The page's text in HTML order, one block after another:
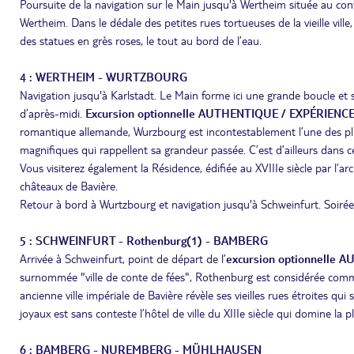
Poursuite de la navigation sur le Main jusqu'à Wertheim située au
Wertheim. Dans le dédale des petites rues tortueuses de la vieille
des statues en grès roses, le tout au bord de l’eau.
4 : WERTHEIM - WURTZBOURG
Navigation jusqu'à Karlstadt. Le Main forme ici une grande boucle
d’après-midi. Excursion optionnelle AUTHENTIQUE /
romantique allemande, Wurzbourg est incontestablement l’une des
magnifiques qui rappellent sa grandeur passée. C’est d’ailleurs
Vous visiterez également la Résidence, édifiée au XVIIIe siècle par
châteaux de Bavière.
Retour à bord à Wurtzbourg et navigation jusqu'à Schweinfurt.
5 : SCHWEINFURT - Rothenburg(1) - BAMBERG
Arrivée à Schweinfurt, point de départ de l’excursion optionnelle
surnommée "ville de conte de fées", Rothenburg est considérée
ancienne ville impériale de Bavière révèle ses vieilles rues étroites
joyaux est sans conteste l’hôtel de ville du XIIIe siècle qui domine la
6 : BAMBERG - NUREMBERG - MÜHLHAUSEN